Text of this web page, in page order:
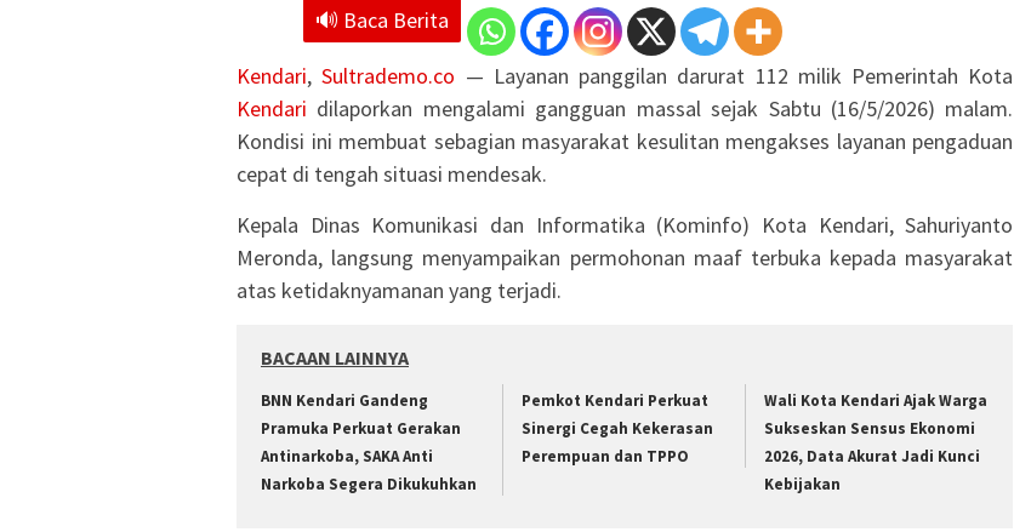
🔊 Baca Berita
Kendari,Sultrademo.co — Layanan panggilan darurat 112 milik Pemerintah Kota
Kendari dilaporkan mengalami gangguan massal sejak Sabtu (16/5/2026) malam.
Kondisi ini membuat sebagian masyarakat kesulitan mengakses layanan pengaduan
cepat di tengah situasi mendesak.
Kepala Dinas Komunikasi dan Informatika (Kominfo) Kota Kendari, Sahuriyanto
Meronda, langsung menyampaikan permohonan maaf terbuka kepada masyarakat
atas ketidaknyamanan yang terjadi.
BACAAN LAINNYA
BNN Kendari Gandeng
Pramuka Perkuat Gerakan
Antinarkoba, SAKA Anti
Narkoba Segera Dikukuhkan
Pemkot Kendari Perkuat
Sinergi Cegah Kekerasan
Perempuan dan TPPO
Wali Kota Kendari Ajak Warga
Sukseskan Sensus Ekonomi
2026, Data Akurat Jadi Kunci
Kebijakan